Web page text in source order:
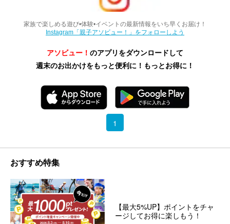
家族で楽しめる遊び•体験•イベントの最新情報をいち早くお届け！
Instagram「親子アソビュー！」をフォローしよう
アソビュー！ のアプリをダウンロードして
週末のお出かけをもっと便利に！もっとお得に！
1
おすすめ特集
【最大5%UP】ポイントをチャ
ージしてお得に楽しもう！